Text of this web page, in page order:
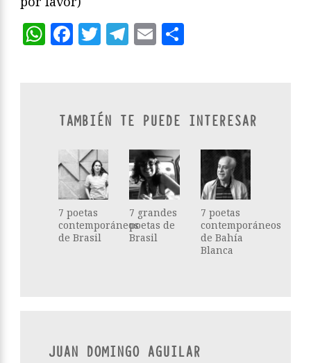
WhatsApp
Facebook
Twitter
Telegram
Email
TAMBIÉN TE PUEDE INTERESAR
7 poetas
contemporáneos
de Brasil
7 grandes
poetas de
Brasil
7 poetas
contemporáneos
de Bahía
Blanca
JUAN DOMINGO AGUILAR